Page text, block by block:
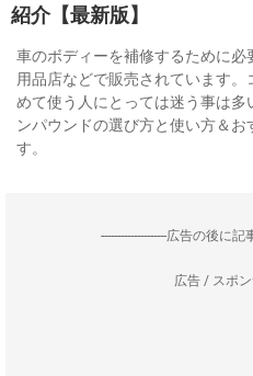
紹介【最新版】
車のボディーを補修するために
用品店などで販売されています
めて使う人にとっては迷う事は
ンパウンドの選び方と使い方＆
す。
--------------------広告の後に記
広告 / スポ